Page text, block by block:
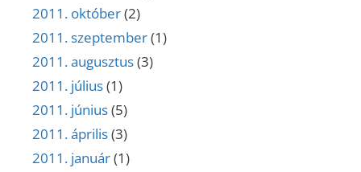
2011. október(2)
2011. szeptember(1)
2011. augusztus(3)
2011. július(1)
2011. június(5)
2011. április(3)
2011. január(1)